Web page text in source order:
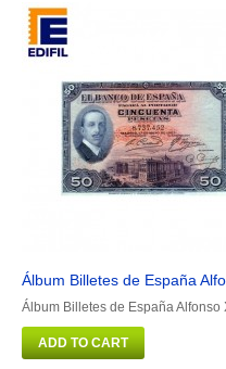
Álbum Billetes de España
Álbum Billetes de España Alfonso
ADD TO CART